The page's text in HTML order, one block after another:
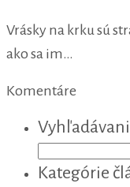
Vrásky na krku sú
ako sa im…
Komentáre
Kategórie